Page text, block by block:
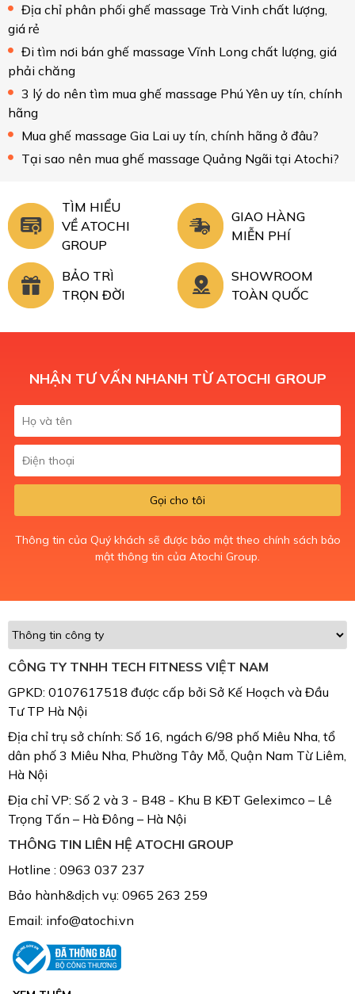
Địa chỉ phân phối ghế massage Trà Vinh chất lượng,
giá rẻ
Đi tìm nơi bán ghế massage Vĩnh Long chất lượng, giá
phải chăng
3 lý do nên tìm mua ghế massage Phú Yên uy tín, chính
hãng
Mua ghế massage Gia Lai uy tín, chính hãng ở đâu?
Tại sao nên mua ghế massage Quảng Ngãi tại Atochi?
TÌM HIỂU
VỀ ATOCHI
GROUP
GIAO HÀNG
MIỄN PHÍ
BẢO TRÌ
TRỌN ĐỜI
SHOWROOM
TOÀN QUỐC
NHẬN TƯ VẤN NHANH TỪ ATOCHI GROUP
Gọi cho tôi
Thông tin của Quý khách sẽ được bảo mật theo chính sách bảo
mật thông tin của Atochi Group.
CÔNG TY TNHH TECH FITNESS VIỆT NAM
GPKD: 0107617518 được cấp bởi Sở Kế Hoạch và Đầu
Tư TP Hà Nội
Địa chỉ trụ sở chính: Số 16, ngách 6/98 phố Miêu Nha, tổ
dân phố 3 Miêu Nha, Phường Tây Mỗ, Quận Nam Từ Liêm,
Hà Nội
Địa chỉ VP: Số 2 và 3 - B48 - Khu B KĐT Geleximco – Lê
Trọng Tấn – Hà Đông – Hà Nội
THÔNG TIN LIÊN HỆ ATOCHI GROUP
Hotline : 0963 037 237
Bảo hành&dịch vụ: 0965 263 259
Email: info@atochi.vn